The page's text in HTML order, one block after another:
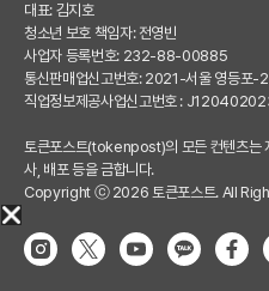
대표: 김지호
청소년 보호 책임자: 전영빈
사업자 등록번호: 232-88-00885
통신판매업신고번호: 2021-서울 영등포-
직업정보제공사업신고번호 :
토큰포스트(tokenpost)의 모든 컨텐츠는
사, 배포 등을 금합니다.
Copyright ⓒ 2026 토큰포스트. All